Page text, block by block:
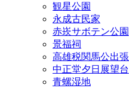
観星公園
永成古民家
赤崁サボテン公園
景福祠
高雄税関馬公出
中正堂夕日展望台
青螺湿地